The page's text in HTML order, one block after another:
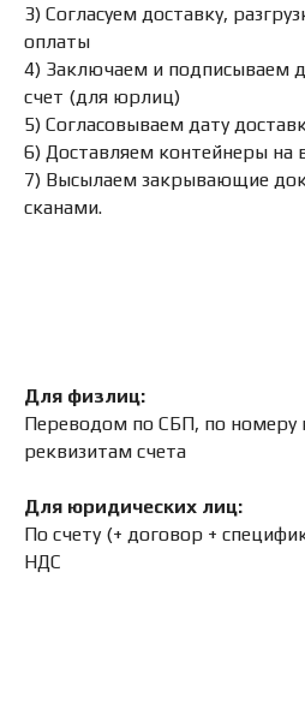
3) Согласуем доставку,
оплаты
4) Заключаем и подписываем
счет (для юрлиц)
5) Согласовываем дату
6) Доставляем контейнеры на
7) Высылаем закрывающие
сканами.
Для физлиц:
Переводом по СБП, по номеру
реквизитам счета
Для юридических лиц:
По счету (+ договор +
НДС